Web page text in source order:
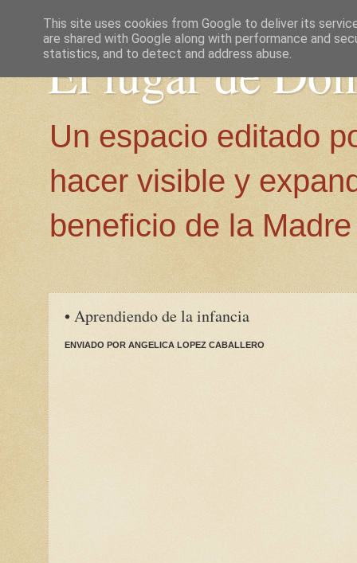
El lugar de
Un espacio editado
hacer visible y
beneficio de la
• Aprendiendo de la infancia
ENVIADO POR ANGELICA LOPEZ CABALLERO
This site uses cookies from Google to deliver its
are shared with Google along with performance and
statistics, and to detect and address abuse.